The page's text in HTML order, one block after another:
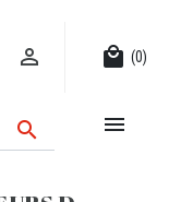
 local_mall (0)
 